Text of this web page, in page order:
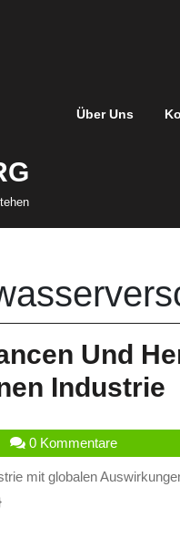
Über Uns
Und
Industrie
0 Kommentare